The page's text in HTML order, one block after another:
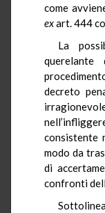
come
exart. 444
La
decreto
consistente
modo da
di
confronti